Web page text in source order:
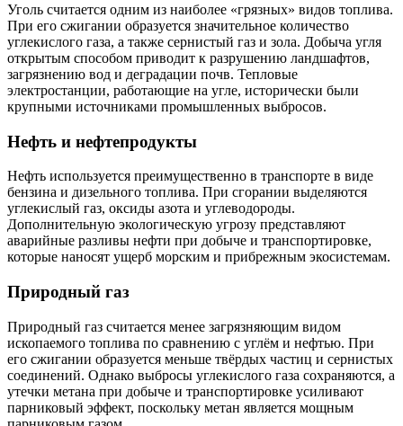
Уголь считается одним из наиболее «грязных» видов топлива.
При его сжигании образуется значительное количество
углекислого газа, а также сернистый газ и зола. Добыча угля
открытым способом приводит к разрушению ландшафтов,
загрязнению вод и деградации почв. Тепловые
электростанции, работающие на угле, исторически были
крупными источниками промышленных выбросов.
Нефть и нефтепродукты
Нефть используется преимущественно в транспорте в виде
бензина и дизельного топлива. При сгорании выделяются
углекислый газ, оксиды азота и углеводороды.
Дополнительную экологическую угрозу представляют
аварийные разливы нефти при добыче и транспортировке,
которые наносят ущерб морским и прибрежным экосистемам.
Природный газ
Природный газ считается менее загрязняющим видом
ископаемого топлива по сравнению с углём и нефтью. При
его сжигании образуется меньше твёрдых частиц и сернистых
соединений. Однако выбросы углекислого газа сохраняются, а
утечки метана при добыче и транспортировке усиливают
парниковый эффект, поскольку метан является мощным